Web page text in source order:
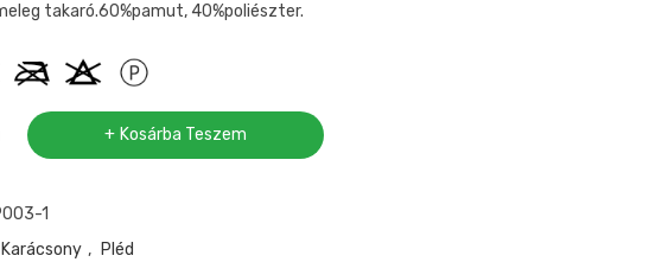
takaró.60%pamut, 40%poliészter.
Kosárba Teszem
1
Karácsony , Pléd